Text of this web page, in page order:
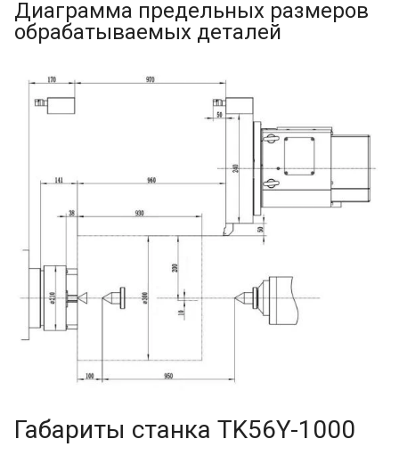
Диаграмма предельных размеров
обрабатываемых деталей
Габариты станка TK56Y-1000